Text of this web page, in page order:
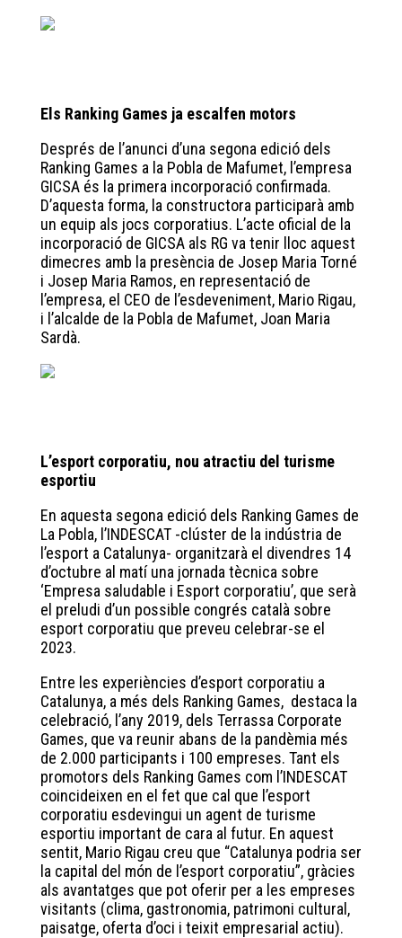
Els Ranking Games ja escalfen motors
Després de l’anunci d’una segona edició dels
Ranking Games a la Pobla de Mafumet, l’empresa
GICSA és la primera incorporació confirmada.
D’aquesta forma, la constructora participarà amb
un equip als jocs corporatius. L’acte oficial de la
incorporació de GICSA als RG va tenir lloc aquest
dimecres amb la presència de Josep Maria Torné
i Josep Maria Ramos, en representació de
l’empresa, el CEO de l’esdeveniment, Mario Rigau,
i l’alcalde de la Pobla de Mafumet, Joan Maria
Sardà.
L’esport corporatiu, nou atractiu del turisme
esportiu
En aquesta segona edició dels Ranking Games de
La Pobla, l’INDESCAT -clúster de la indústria de
l’esport a Catalunya- organitzarà el divendres 14
d’octubre al matí una jornada tècnica sobre
‘Empresa saludable i Esport corporatiu’, que serà
el preludi d’un possible congrés català sobre
esport corporatiu que preveu celebrar-se el
2023.
Entre les experiències d’esport corporatiu a
Catalunya, a més dels Ranking Games, destaca la
celebració, l’any 2019, dels Terrassa Corporate
Games, que va reunir abans de la pandèmia més
de 2.000 participants i 100 empreses. Tant els
promotors dels Ranking Games com l’INDESCAT
coincideixen en el fet que cal que l’esport
corporatiu esdevingui un agent de turisme
esportiu important de cara al futur. En aquest
sentit, Mario Rigau creu que “Catalunya podria ser
la capital del món de l’esport corporatiu”, gràcies
als avantatges que pot oferir per a les empreses
visitants (clima, gastronomia, patrimoni cultural,
paisatge, oferta d’oci i teixit empresarial actiu).